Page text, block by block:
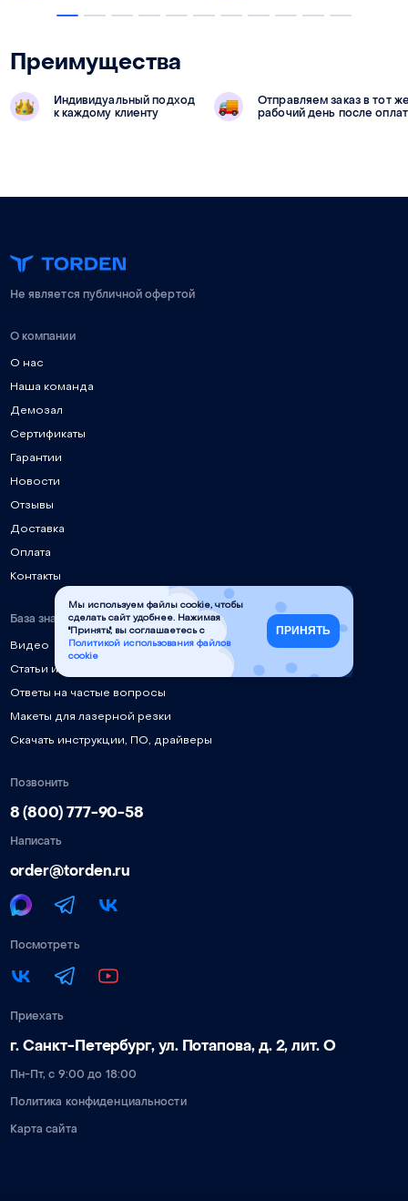
Преимущества
Индивидуальный подход
к каждому клиенту
Отправляем заказ в тот
рабочий день после
Не является публичной офертой
О компании
О нас
Наша команда
Демозал
Сертификаты
Гарантии
Новости
Отзывы
Доставка
Оплата
Контакты
База знаний
Видео
Статьи и руководства
Ответы на частые вопросы
Макеты для лазерной резки
Скачать инструкции, ПО, драйверы
Позвонить
8 (800) 777-90-58
Написать
order@torden.ru
Посмотреть
Приехать
г. Санкт-Петербург, ул. Потапова, д. 2, лит. О
Пн-Пт, с 9:00 до 18:00
Политика конфиденциальности
Карта сайта
Мы используем файлы cookie, чтобы
сделать сайт удобнее. Нажимая
"Принять", вы соглашаетесь с
Политикой использования файлов
cookie
ПРИНЯТЬ